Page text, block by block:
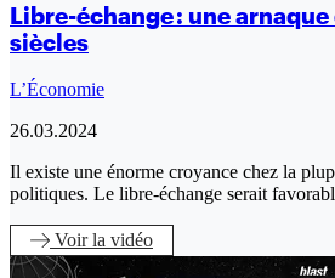
Libre-échange : une arnaque
siècles
L’Économie
26.03.2024
Il existe une énorme croyance chez la
politiques. Le libre-échange serait
Voirla vidéo